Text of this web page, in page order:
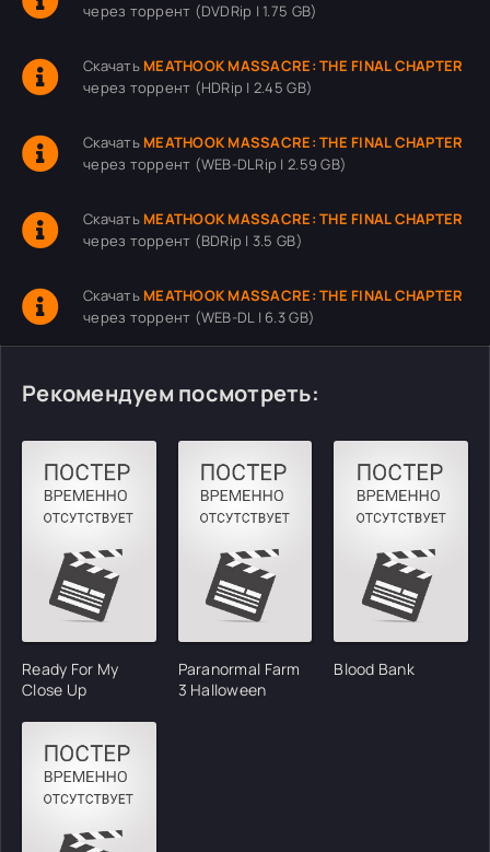
через торрент (DVDRip | 1.75 GB)
Скачать MEATHOOK MASSACRE: THE FINAL CHAPTER
через торрент (HDRip | 2.45 GB)
Скачать MEATHOOK MASSACRE: THE FINAL CHAPTER
через торрент (WEB-DLRip | 2.59 GB)
Скачать MEATHOOK MASSACRE: THE FINAL CHAPTER
через торрент (BDRip | 3.5 GB)
Скачать MEATHOOK MASSACRE: THE FINAL CHAPTER
через торрент (WEB-DL | 6.3 GB)
Рекомендуем посмотреть:
Ready For My
Close Up
Paranormal Farm
3 Halloween
Blood Bank